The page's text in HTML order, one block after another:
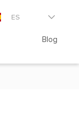
ES 
Blog